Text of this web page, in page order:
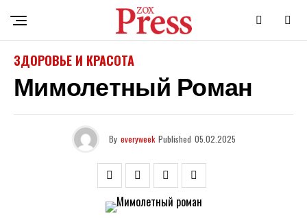
ЗДОРОВЬЕ И КРАСОТА
Мимолетный Роман
By everyweek Published 05.02.2025